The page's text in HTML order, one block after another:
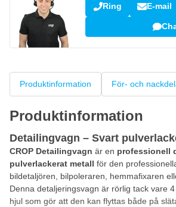
Ring E-mail
Produktinformation För- och
Produktinformation
Detailingvagn – Svart
CROP Detailingvagn är en professionell
pulverlackerat metall för den
bildetaljören, bilpoleraren, hemmafixaren
Denna detaljeringsvagn är rörlig tack vare
hjul som gör att den kan flyttas både på